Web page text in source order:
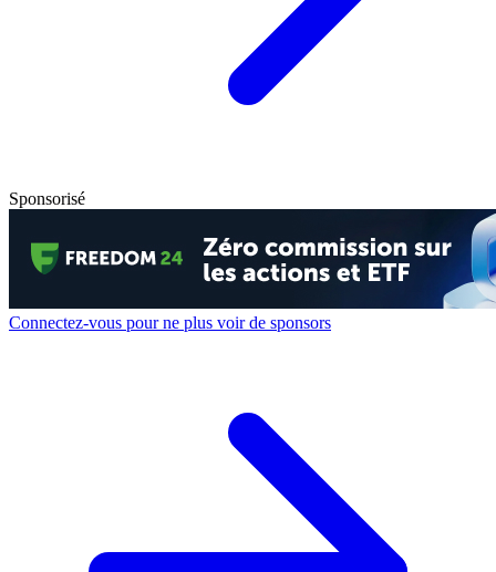
Sponsorisé
Connectez-vous pour ne plus voir de sponsors